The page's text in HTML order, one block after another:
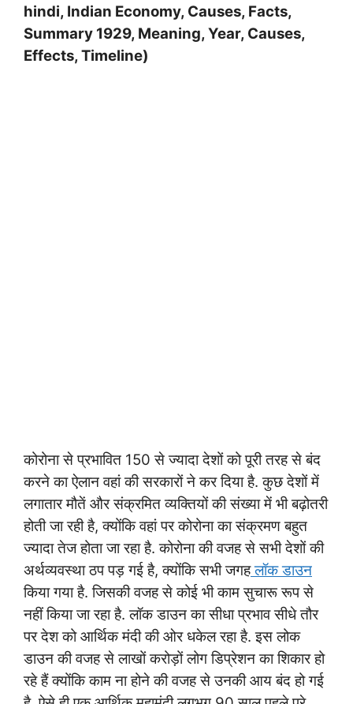
hindi, Indian Economy, Causes, Facts,
Summary 1929, Meaning, Year, Causes,
Effects, Timeline)
कोरोना से प्रभावित 150 से ज्यादा देशों को पूरी तरह से बंद
करने का ऐलान वहां की सरकारों ने कर दिया है. कुछ देशों में
लगातार मौतें और संक्रमित व्यक्तियों की संख्या में भी बढ़ोतरी
होती जा रही है, क्योंकि वहां पर कोरोना का संक्रमण बहुत
ज्यादा तेज होता जा रहा है. कोरोना की वजह से सभी देशों की
अर्थव्यवस्था ठप पड़ गई है, क्योंकि सभी जगहलॉक डाउन
किया गया है. जिसकी वजह से कोई भी काम सुचारू रूप से
नहीं किया जा रहा है. लॉक डाउन का सीधा प्रभाव सीधे तौर
पर देश को आर्थिक मंदी की ओर धकेल रहा है. इस लोक
डाउन की वजह से लाखों करोड़ों लोग डिप्रेशन का शिकार हो
रहे हैं क्योंकि काम ना होने की वजह से उनकी आय बंद हो गई